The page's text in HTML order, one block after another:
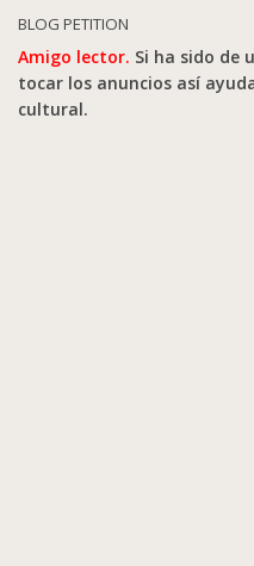
BLOG PETITION
Amigo lector. Si ha sido de
tocar los anuncios así
cultural.